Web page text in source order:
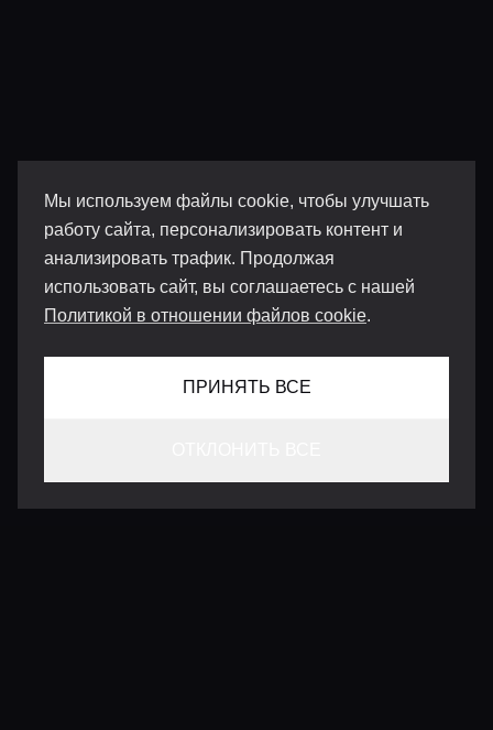
Мы используем файлы cookie, чтобы улучшать
работу сайта, персонализировать контент и
анализировать трафик. Продолжая
использовать сайт, вы соглашаетесь с нашей
Политикой в отношении файлов cookie.
ПРИНЯТЬ ВСЕ